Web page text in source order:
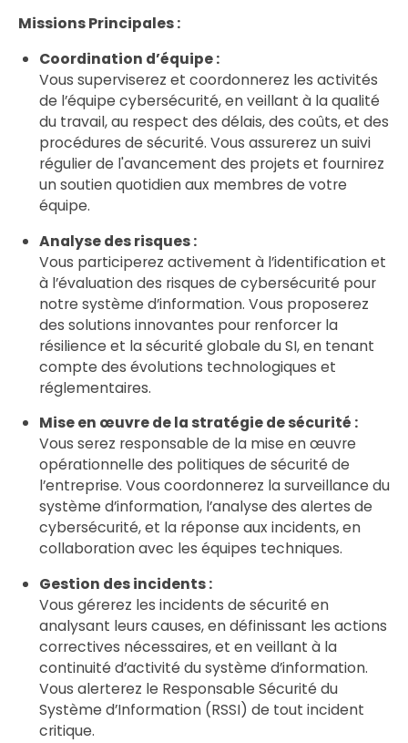
Missions Principales :
Coordination d’équipe :
Vous superviserez et coordonnerez les activités
de l’équipe cybersécurité, en veillant à la qualité
du travail, au respect des délais, des coûts, et des
procédures de sécurité. Vous assurerez un suivi
régulier de l'avancement des projets et fournirez
un soutien quotidien aux membres de votre
équipe.
Analyse des risques :
Vous participerez activement à l’identification et
à l’évaluation des risques de cybersécurité pour
notre système d’information. Vous proposerez
des solutions innovantes pour renforcer la
résilience et la sécurité globale du SI, en tenant
compte des évolutions technologiques et
réglementaires.
Mise en œuvre de la stratégie de sécurité :
Vous serez responsable de la mise en œuvre
opérationnelle des politiques de sécurité de
l’entreprise. Vous coordonnerez la surveillance du
système d’information, l’analyse des alertes de
cybersécurité, et la réponse aux incidents, en
collaboration avec les équipes techniques.
Gestion des incidents :
Vous gérerez les incidents de sécurité en
analysant leurs causes, en définissant les actions
correctives nécessaires, et en veillant à la
continuité d’activité du système d’information.
Vous alerterez le Responsable Sécurité du
Système d’Information (RSSI) de tout incident
critique.